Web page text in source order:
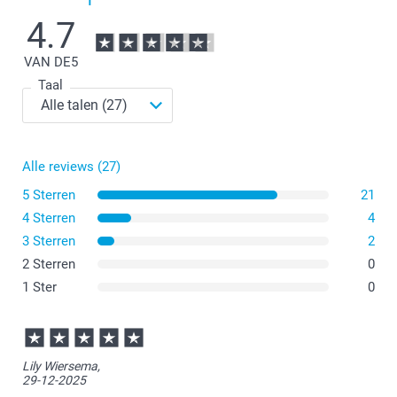
4.7
VAN DE5
Taal
Alle reviews (27)
5 Sterren
21
4 Sterren
4
3 Sterren
2
2 Sterren
0
1 Ster
0
Lily Wiersema,
29-12-2025